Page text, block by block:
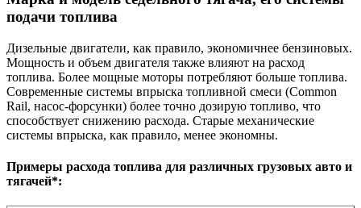
подачи топлива
Дизельные двигатели, как правило, экономичнее бензиновых.
Мощность и объем двигателя также влияют на расход
топлива. Более мощные моторы потребляют больше топлива.
Современные системы впрыска топливной смеси (Common
Rail, насос-форсунки) более точно дозирую топливо, что
способствует снижению расхода. Старые механические
системы впрыска, как правило, менее экономны.
Примеры расхода топлива для различных грузовых авто и
тягачей*: